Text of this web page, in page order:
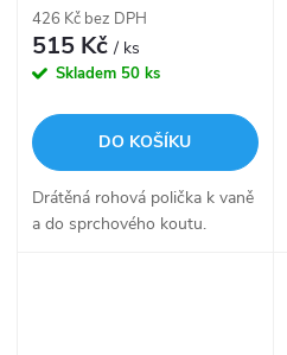
426 Kč bez DPH
515 Kč/ ks
Skladem 50 ks
DO KOŠÍKU
Drátěná rohová polička k vaně
a do sprchového koutu.